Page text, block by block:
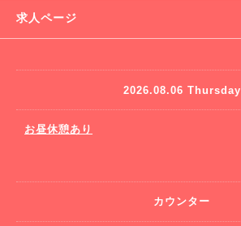
求人ページ
2026.08.06 Thursday
お昼休憩あり
カウンター